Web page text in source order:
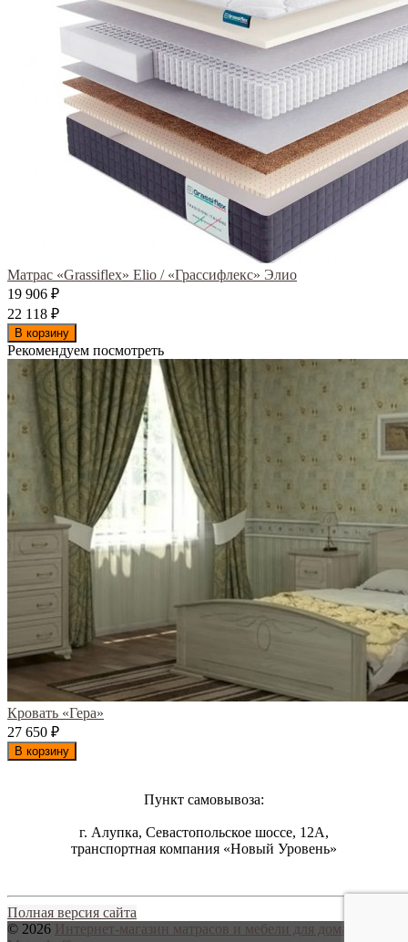
Матрас «Grassiflex» Elio / «Грассифлекс» Элио
19 906 ₽
22 118 ₽
В корзину
Рекомендуем посмотреть
Кровать «Гера»
27 650 ₽
В корзину
Пункт самовывоза:
г. Алупка, Севастопольское шоссе, 12А,
транспортная компания «Новый Уровень»
Полная версия сайта
© 2026 Интернет-магазин матрасов и мебели для дома